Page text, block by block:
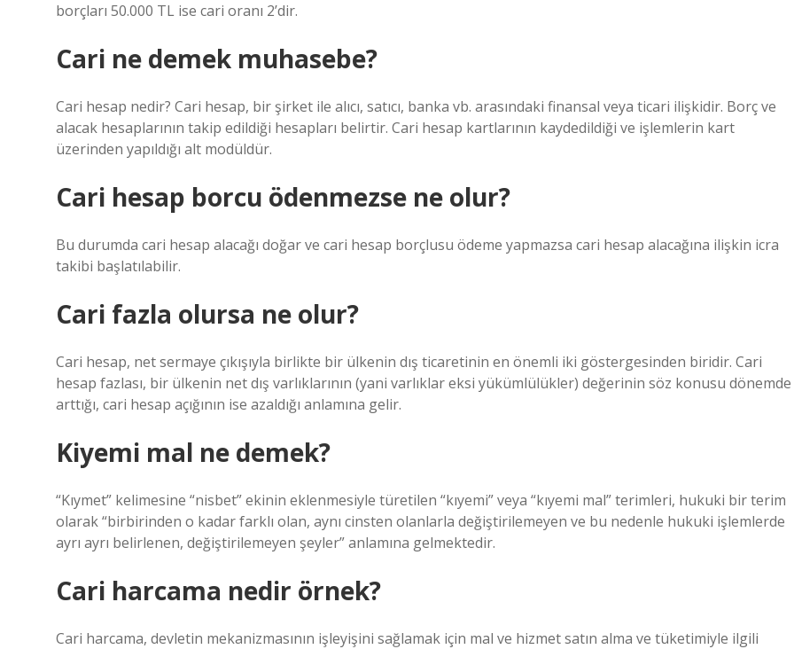
borçları 50.000 TL ise cari oranı 2’dir.
Cari ne demek muhasebe?
Cari hesap nedir? Cari hesap, bir şirket ile alıcı, satıcı, banka vb. arasındaki finansal veya ticari ilişkidir. Borç ve
alacak hesaplarının takip edildiği hesapları belirtir. Cari hesap kartlarının kaydedildiği ve işlemlerin kart
üzerinden yapıldığı alt modüldür.
Cari hesap borcu ödenmezse ne olur?
Bu durumda cari hesap alacağı doğar ve cari hesap borçlusu ödeme yapmazsa cari hesap alacağına ilişkin icra
takibi başlatılabilir.
Cari fazla olursa ne olur?
Cari hesap, net sermaye çıkışıyla birlikte bir ülkenin dış ticaretinin en önemli iki göstergesinden biridir. Cari
hesap fazlası, bir ülkenin net dış varlıklarının (yani varlıklar eksi yükümlülükler) değerinin söz konusu dönemde
arttığı, cari hesap açığının ise azaldığı anlamına gelir.
Kiyemi mal ne demek?
“Kıymet” kelimesine “nisbet” ekinin eklenmesiyle türetilen “kıyemi” veya “kıyemi mal” terimleri, hukuki bir terim
olarak “birbirinden o kadar farklı olan, aynı cinsten olanlarla değiştirilemeyen ve bu nedenle hukuki işlemlerde
ayrı ayrı belirlenen, değiştirilemeyen şeyler” anlamına gelmektedir.
Cari harcama nedir örnek?
Cari harcama, devletin mekanizmasının işleyişini sağlamak için mal ve hizmet satın alma ve tüketimiyle ilgili